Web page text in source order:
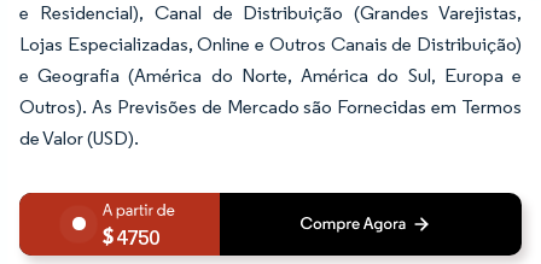
e Residencial), Canal de Distribuição (Grandes Varejistas,
Lojas Especializadas, Online e Outros Canais de Distribuição)
e Geografia (América do Norte, América do Sul, Europa e
Outros). As Previsões de Mercado são Fornecidas em Termos
de Valor (USD).
4750